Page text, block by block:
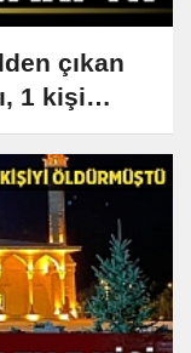
çıkan
1 kişi